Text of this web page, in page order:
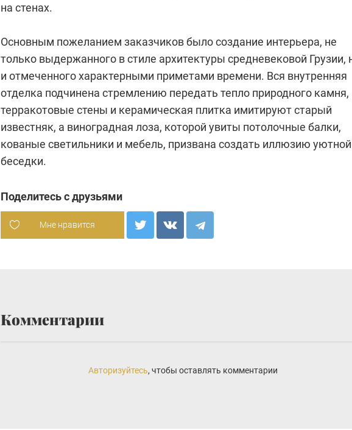
на стенах.
Основным пожеланием заказчиков было создание интерьера, не
только выдержанного в стиле архитектуры средневековой Грузии,
и отмеченного характерными приметами времени. Вся внутренняя
отделка подчинена стремлению передать тепло природного камня,
терракотовые стены и керамическая плитка имитируют старый
известняк, а виноградная лоза, которой увиты потолочные балки,
кованые светильники и мебель, призвана создать иллюзию уютной
беседки.
Поделитесь с друзьями
Мне нравится
Комментарии
Авторизуйтесь, чтобы оставлять комментарии